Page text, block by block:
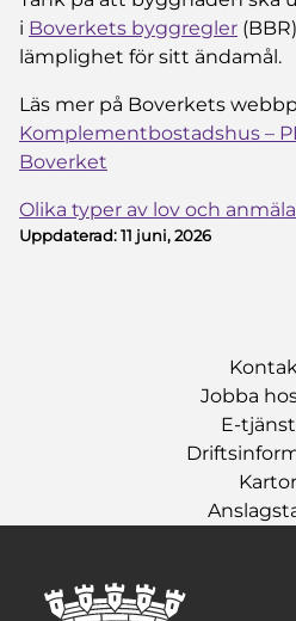
i Boverkets byggregler
lämplighet för sitt ändamål.
Läs mer på Boverkets
Komplementbostadshus –
Boverket
Olika typer av lov och
Uppdaterad:11 juni, 2026
Jobba
E-
Kartor